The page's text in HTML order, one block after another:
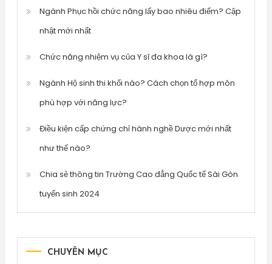
Ngành Phục hồi chức năng lấy bao nhiêu điểm? Cập
nhật mới nhất
Chức năng nhiệm vụ của Y sĩ đa khoa là gì?
Ngành Hộ sinh thi khối nào? Cách chọn tổ hợp môn
phù hợp với năng lực?
Điều kiện cấp chứng chỉ hành nghề Dược mới nhất
như thế nào?
Chia sẻ thông tin Trường Cao đẳng Quốc tế Sài Gòn
tuyển sinh 2024
CHUYÊN MỤC